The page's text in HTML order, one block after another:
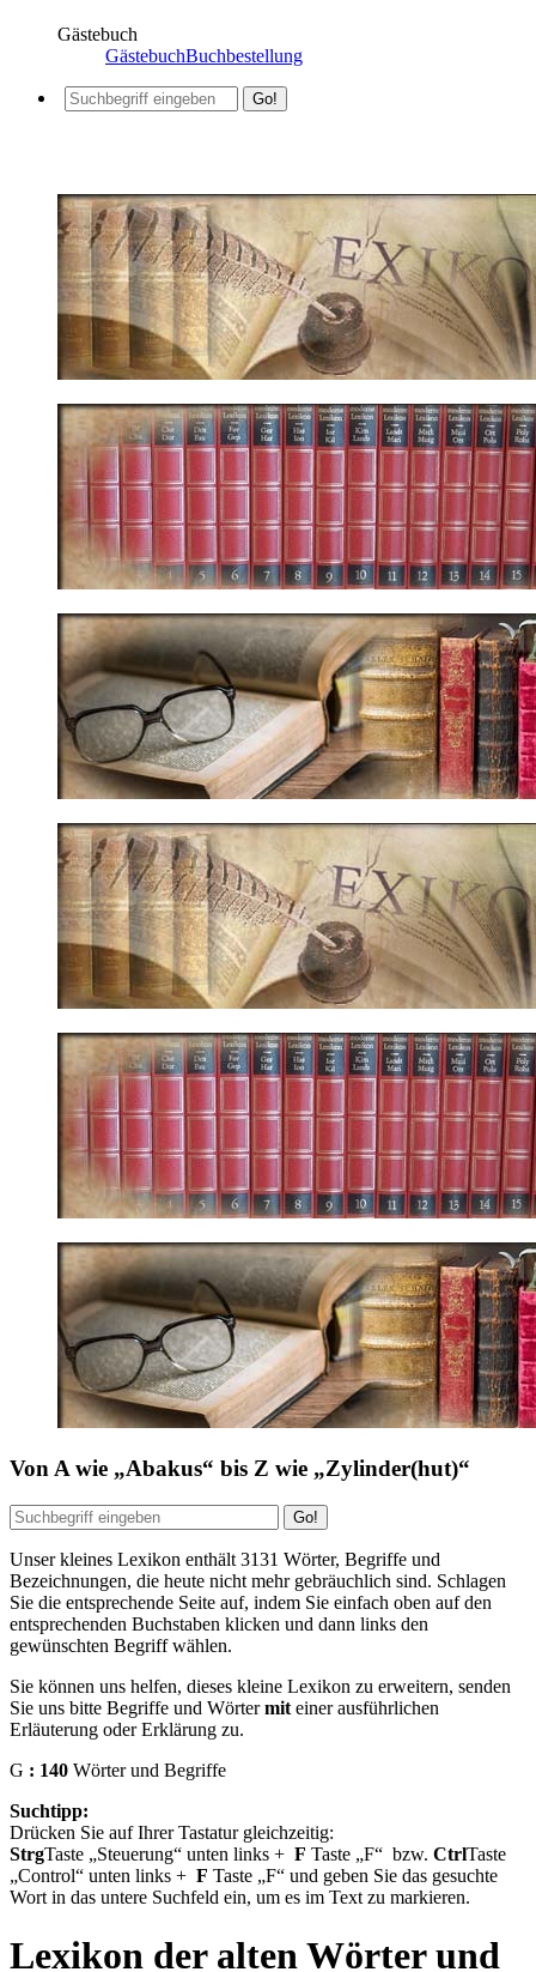
Gästebuch
GästebuchBuchbestellung
Von A wie Abakus bis Z wie Zylinder(hut)
Unser kleines Lexikon enthält 3131 Wörter, Begriffe und
Bezeichnungen, die heute nicht mehr gebräuchlich sind. Schlagen
Sie die entsprechende Seite auf, indem Sie einfach oben auf den
entsprechenden Buchstaben klicken und dann links den
gewünschten Begriff wählen.
Sie können uns helfen, dieses kleine Lexikon zu erweitern, senden
Sie uns bitte Begriffe und Wörtermit einer ausführlichen
Erläuterung oder Erklärung zu.
G : 140 Wörter und Begriffe
Suchtipp:
Drücken Sie auf Ihrer Tastatur gleichzeitig:
StrgTaste Steuerung unten links + F Taste F bzw. CtrlTaste
Control
unten links + F Taste F
und geben Sie das gesuchte
Wort in das untere Suchfeld ein, um es im Text zu markieren.
Lexikon der alten Wörter und